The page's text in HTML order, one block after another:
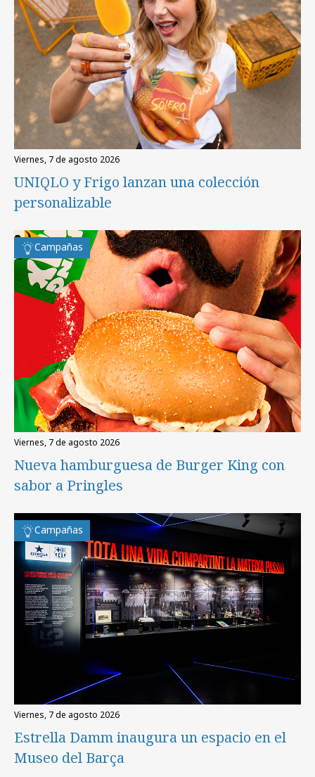
viernes, 7 de agosto 2026
UNIQLO y Frigo lanzan una colección
personalizable
Campañas
viernes, 7 de agosto 2026
Nueva hamburguesa de Burger King con
sabor a Pringles
Campañas
viernes, 7 de agosto 2026
Estrella Damm inaugura un espacio en el
Museo del Barça